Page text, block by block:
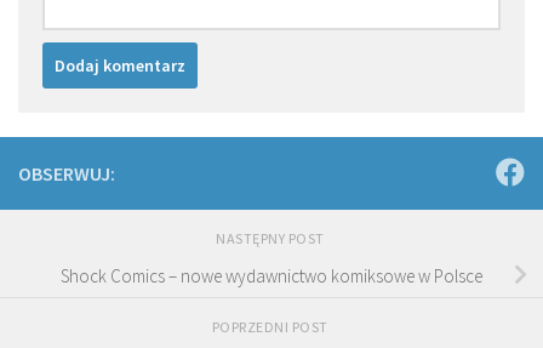
OBSERWUJ:
NASTĘPNY POST
Shock Comics – nowe wydawnictwo komiksowe w Polsce
POPRZEDNI POST